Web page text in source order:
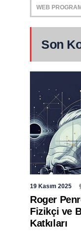
WEB
Son
19 Kasım 2025
Roger
Fizikçi ve
Katkıları